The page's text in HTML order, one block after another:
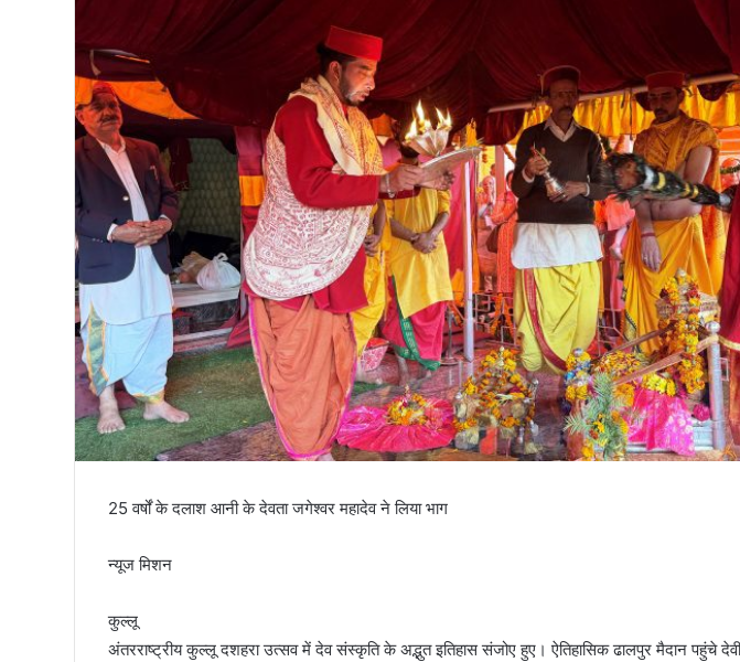
पर
फहराया
तिरंगा
25 वर्षों के दलाश आनी के देवता जगेश्वर महादेव ने लिया भाग
न्यूज मिशन
कुल्लू
अंतरराष्ट्रीय कुल्लू दशहरा उत्सव में देव संस्कृति के अद्भुत इतिहास संजोए हुए। ऐतिहासिक ढालपुर मैदान पहुंचे